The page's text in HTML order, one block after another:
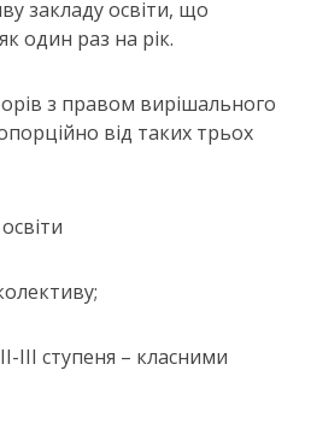
закладу освіти, що
один раз на рік.
з правом вирішального
від таких трьох
ІІІ ступеня – класними